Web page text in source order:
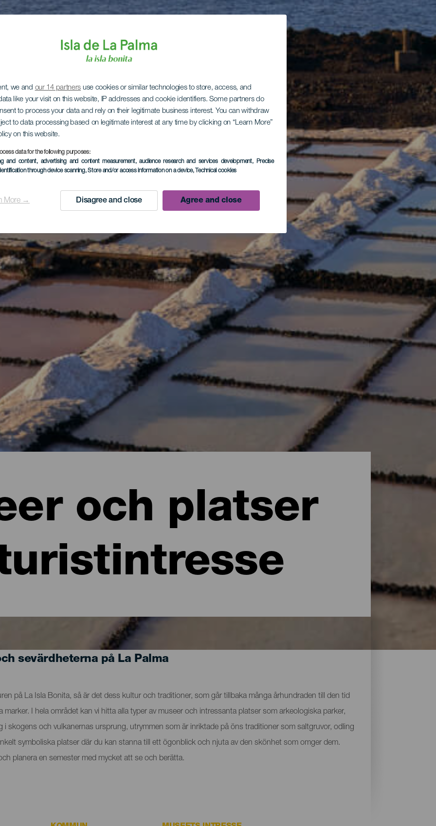
we and our 14 partners use cookies or similar technologies to store, access, and
like your visit on this website, IP addresses and cookie identifiers. Some partners do
to process your data and rely on their legitimate business interest. You can withdraw
to data processing based on legitimate interest at any time by clicking on “Learn More”
on this website.
data for the following purposes:
and content, advertising and content measurement, audience research and services development, Precise
through device scanning, Store and/or access information on a device, Technical cookies
More → Disagree and close Agree and close
och platser
sevärdheterna på La Palma
på La Isla Bonita, så är det dess kultur och traditioner, som går tillbaka många århundraden till den tid
I hela området kan vi hitta alla typer av museer och intressanta platser som arkeologiska parker,
skogens och vulkanernas ursprung, utrymmen som är inriktade på öns traditioner som saltgruvor, odling
symboliska platser där du kan stanna till ett ögonblick och njuta av den skönhet som omger dem.
planera en semester med mycket att se och berätta.